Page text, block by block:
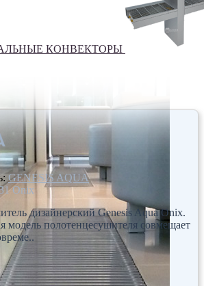
КОНВЕКТОРЫ
GENESIS AQUA
Onix
дизайнерский Genesis Aqua Onix.
модель полотенцесушителя совмещает